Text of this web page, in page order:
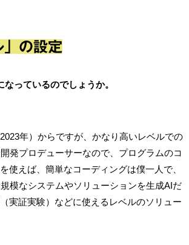
」の設定
っているのでしょうか。
年）からですが、かなり高いレベルでの
発プロデューサーなので、プログラムのコ
使えば、簡単なコーディングは僕一人で、
模なシステムやソリューションを生成AIだ
実証実験）などに使えるレベルのソリュー